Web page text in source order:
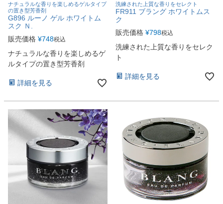
ナチュラルな香りを楽しめるゲルタイプ
の置き型芳香剤
G896 ルーノ ゲル ホワイトム
スク Ｎ.
販売価格 ¥748税込
ナチュラルな香りを楽しめるゲ
ルタイプの置き型芳香剤
詳細を見る
洗練された上質な香りをセレクト
FR911 ブラング ホワイトムス
ク
販売価格 ¥798税込
洗練された上質な香りをセレク
ト
詳細を見る